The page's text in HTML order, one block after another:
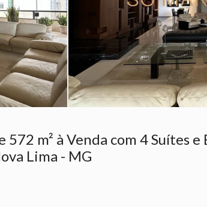
m² à Venda com 4 Suítes
Lima - MG